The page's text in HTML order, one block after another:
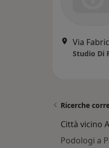
Studio Di
Ricerche
Città vicino
Podologi a